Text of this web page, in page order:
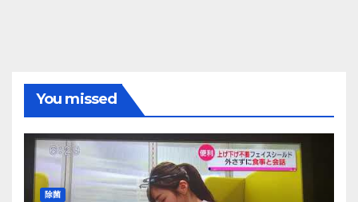
You missed
除菌